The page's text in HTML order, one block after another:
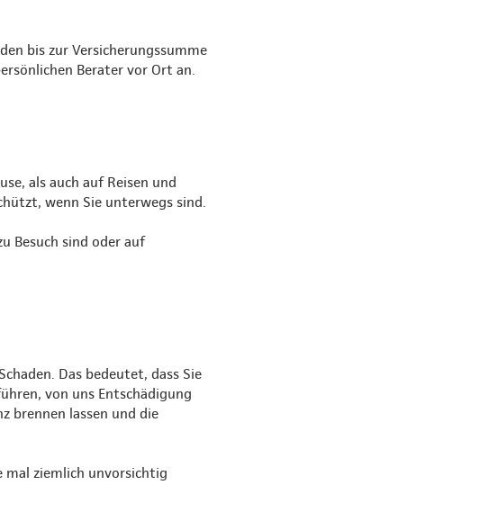
bis zur Versicherungssumme
Berater vor Ort an.
als auch auf Reisen und
wenn Sie unterwegs sind.
Besuch sind oder auf
Das bedeutet, dass Sie
von uns Entschädigung
brennen lassen und die
mal ziemlich unvorsichtig